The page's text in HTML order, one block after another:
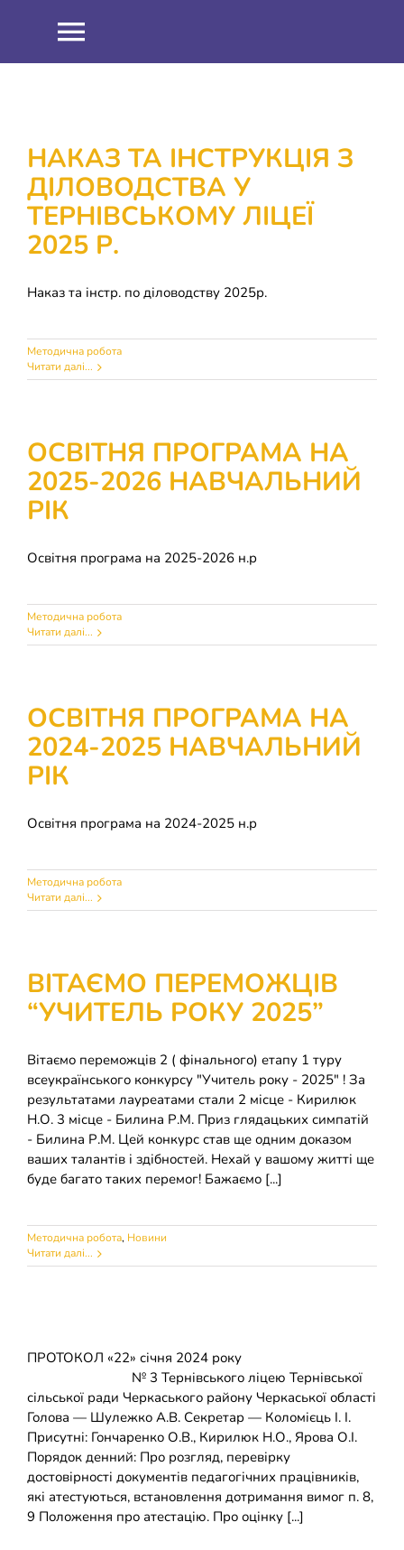
Toggle
ПРО НАС
Співпраця
ОСВІТНІЙ ПРОЦЕС
Навчальна робота
Методична робота
ІНФОРМАЦІЯ
ЗНО 2022
ДИСТАНЦІЙНЕ НАВЧАННЯ
Джура
ОХОРОНА ПРАЦІ
ІННОВАЦІЙНА ОСВІТА
Новий освітній простір
ПРОЗОРІСТЬ ТА ІНФОРМАЦІЙНА ВІДКРИТІСТЬ ЗАКЛАДУ
НАКАЗ ТА ІНСТРУКЦІЯ З
ДІЛОВОДСТВА У
ТЕРНІВСЬКОМУ ЛІЦЕЇ
2025 Р.
Наказ та інстр. по діловодству 2025р.
Методична робота
Читати далі...
ОСВІТНЯ ПРОГРАМА НА
2025-2026 НАВЧАЛЬНИЙ
РІК
Освітня програма на 2025-2026 н.р
Методична робота
Читати далі...
ОСВІТНЯ ПРОГРАМА НА
2024-2025 НАВЧАЛЬНИЙ
РІК
Освітня програма на 2024-2025 н.р
Методична робота
Читати далі...
ВІТАЄМО ПЕРЕМОЖЦІВ
“УЧИТЕЛЬ РОКУ 2025”
Вітаємо переможців 2 ( фінального) етапу 1 туру
всеукраїнського конкурсу "Учитель року - 2025" ! За
результатами лауреатами стали 2 місце - Кирилюк
Н.О. 3 місце - Билина Р.М. Приз глядацьких симпатій
- Билина Р.М. Цей конкурс став ще одним доказом
ваших талантів і здібностей. Нехай у вашому житті ще
буде багато таких перемог! Бажаємо [...]
Методична робота, Новини
Читати далі...
ПРОТОКОЛ «22» січня 2024 року
№ 3 Тернівського ліцею Тернівської
сільської ради Черкаського району Черкаської області
Голова — Шулежко А.В. Секретар — Коломієць І. І.
Присутні: Гончаренко О.В., Кирилюк Н.О., Ярова О.І.
Порядок денний: Про розгляд, перевірку
достовірності документів педагогічних працівників,
які атестуються, встановлення дотримання вимог п. 8,
9 Положення про атестацію. Про оцінку [...]